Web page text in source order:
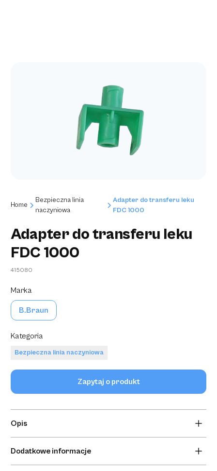
Home
Bezpieczna linia
naczyniowa
Adapter do transferu leku
FDC 1000
Adapter do transferu leku
FDC 1000
415080
Marka
B.Braun
Kategoria
Bezpieczna linia naczyniowa
Zapytaj o produkt
Opis
żeńskie typu strzykawka - strzykawka.
Dodatkowe informacje